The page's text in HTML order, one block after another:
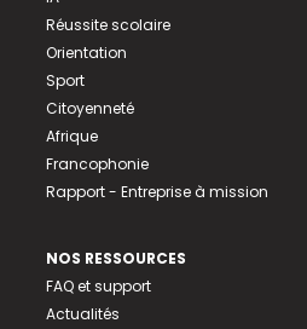
Réussite scolaire
Orientation
Sport
Citoyenneté
Afrique
Francophonie
Rapport - Entreprise à mission
NOS RESSOURCES
FAQ et support
Actualités